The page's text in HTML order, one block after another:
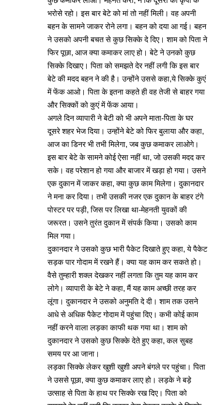
भरोसे रहो। इस बार बेटे को मां तो नहीं मिली। वह अपनी
बहन के सामने जाकर रोने लगा। बहन को दया आ गई। बहन
ने उसको अपनी बचत से कुछ सिक्के दे दिए। शाम को पिता ने
फिर पूछा, आज क्या कमाकर लाए हो। बेटे ने उनको कुछ
सिक्के दिखाए। पिता को समझते देर नहीं लगी कि इस बार
बेटे की मदद बहन ने की है। उन्होंने उससे कहा,ये सिक्के कुएं
में फेंक आओ। पिता के इतना कहते ही वह तेजी से बाहर गया
और सिक्कों को कुएं में फेंक आया।
अगले दिन व्यापारी ने बेटी को भी अपने माता-पिता के घर
दूसरे शहर भेज दिया। उन्होंने बेटे को फिर बुलाया और कहा,
आज का डिनर भी तभी मिलेगा, जब कुछ कमाकर लाओगे।
इस बार बेटे के सामने कोई ऐसा नहीं था, जो उसकी मदद कर
सके। वह परेशान हो गया और बाजार में खड़ा हो गया। उसने
एक दुकान में जाकर कहा, क्या कुछ काम मिलेगा। दुकानदार
ने मना कर दिया। तभी उसकी नजर एक दुकान के बाहर टंगे
पोस्टर पर पड़ी, जिस पर लिखा था-मेहनती युवकों की
जरूरत। उसने तुरंत दुकान में संपर्क किया। उसको काम
मिल गया।
दुकानदार ने उसको कुछ भारी पैकेट दिखाते हुए कहा, ये पैकेट
सड़क पार गोदाम में रखने हैं। क्या यह काम कर सकते हो।
वैसे तुम्हारी शक्ल देखकर नहीं लगता कि तुम यह काम कर
लोगे। व्यापारी के बेटे ने कहा, मैं यह काम अच्छी तरह कर
लूंगा। दुकानदार ने उसको अनुमति दे दी। शाम तक उसने
आधे से अधिक पैकेट गोदाम में पहुंचा दिए। कभी कोई काम
नहीं करने वाला लड़का काफी थक गया था। शाम को
दुकानदार ने उसको कुछ सिक्के देते हुए कहा, कल सुबह
समय पर आ जाना।
लड़का सिक्के लेकर खुशी खुशी अपने बंगले पर पहुंचा। पिता
ने उससे पूछा, क्या कुछ कमाकर लाए हो। लड़के ने बड़े
उत्साह से पिता के हाथ पर सिक्के रख दिए। पिता को